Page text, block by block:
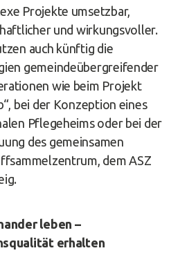
Projekte umsetzbar,
und wirkungsvoller.
auch künftig die
gemeindeübergreifender
wie beim Projekt
b“, bei der Konzeption eines
Pflegeheims oder bei der
des gemeinsamen
dem ASZ
leben –
erhalten